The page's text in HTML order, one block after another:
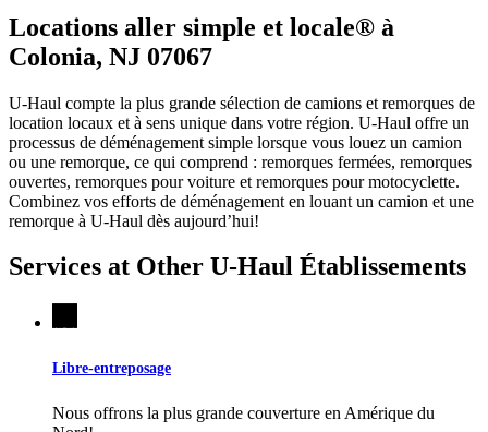
Locations aller simple et locale® à
Colonia, NJ 07067
U-Haul compte la plus grande sélection de camions et remorques de
location locaux et à sens unique dans votre région. U-Haul offre un
processus de déménagement simple lorsque vous louez un camion
ou une remorque, ce qui comprend : remorques fermées, remorques
ouvertes, remorques pour voiture et remorques pour motocyclette.
Combinez vos efforts de déménagement en louant un camion et une
remorque à U-Haul dès aujourd’hui!
Services at Other U-Haul Établissements
Libre-entreposage
Nous offrons la plus grande couverture en Amérique du